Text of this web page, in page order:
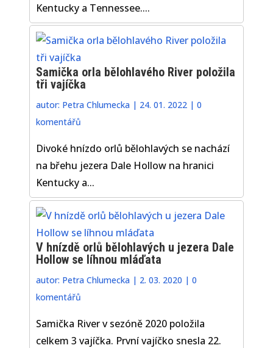
Kentucky a Tennessee....
Samička orla bělohlavého River položila
tři vajíčka
autor: Petra Chlumecka | 24. 01. 2022 |0
komentářů
Divoké hnízdo orlů bělohlavých se nachází
na břehu jezera Dale Hollow na hranici
Kentucky a...
V hnízdě orlů bělohlavých u jezera Dale
Hollow se líhnou mláďata
autor: Petra Chlumecka | 2. 03. 2020 |0
komentářů
Samička River v sezóně 2020 položila
celkem 3 vajíčka. První vajíčko snesla 22.